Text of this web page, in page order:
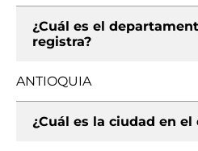
¿Cuál es el
registra?
ANTIOQUIA
¿Cuál es la ciudad en el